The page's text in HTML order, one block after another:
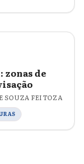
de
SOUZA FEITOZA